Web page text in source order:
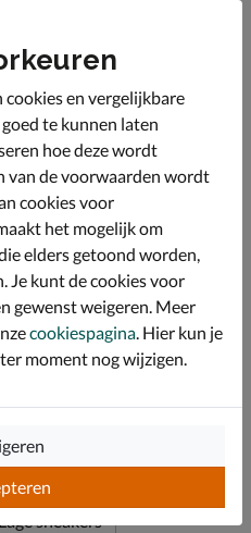
een goede luchttoevoer wat
Door de open structuur kan
worden en blijven de
Foam-voetbed. Dit
demping en vormt
tussenzool en
sneakers
cookies en vergelijkbare
te kunnen laten
hoe deze wordt
van de voorwaarden wordt
cookies voor
het mogelijk om
elders getoond worden,
Je kunt de cookies voor
gewenst weigeren. Meer
cookiespagina . Hier kun je
moment nog wijzigen.